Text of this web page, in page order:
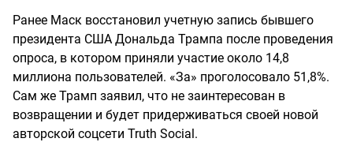
Ранее Маск восстановил учетную запись бывшего
президента США Дональда Трампа после проведения
опроса, в котором приняли участие около 14,8
миллиона пользователей. «За» проголосовало 51,8%.
Сам же Трамп заявил, что не заинтересован в
возвращении и будет придерживаться своей новой
авторской соцсети Truth Social.